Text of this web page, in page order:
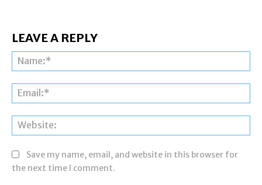
LEAVE A REPLY
Save my name, email, and website in this browser for
the next time I comment.